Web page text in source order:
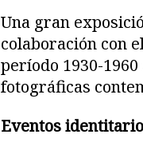
Una gran
colaboración con
período 1930-
fotográficas
Eventos